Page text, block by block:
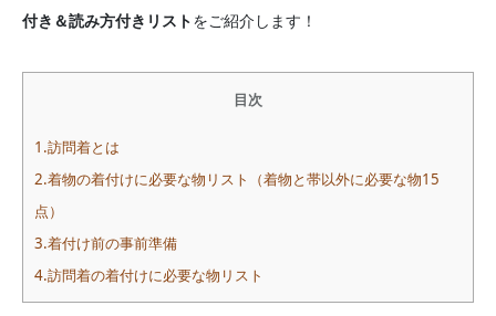
付き＆読み方付きリストをご紹介します！
目次
1.訪問着とは
2.着物の着付けに必要な物リスト（着物と帯以外に必要な物15
点）
3.着付け前の事前準備
4.訪問着の着付けに必要な物リスト